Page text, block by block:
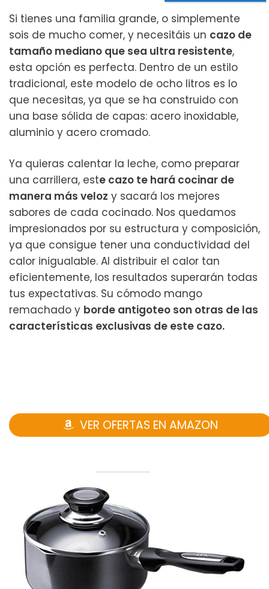
Si tienes una familia grande, o simplemente
sois de mucho comer, y necesitáis un cazo de
tamaño mediano que sea ultra resistente,
esta opción es perfecta. Dentro de un estilo
tradicional, este modelo de ocho litros es lo
que necesitas, ya que se ha construido con
una base sólida de capas: acero inoxidable,
aluminio y acero cromado.
Ya quieras calentar la leche, como preparar
una carrillera, este cazo te hará cocinar de
manera más veloz y sacará los mejores
sabores de cada cocinado. Nos quedamos
impresionados por su estructura y composición,
ya que consigue tener una conductividad del
calor inigualable. Al distribuir el calor tan
eficientemente, los resultados superarán todas
tus expectativas. Su cómodo mango
remachado y borde antigoteo son otras de las
características exclusivas de este cazo.
VER OFERTAS EN AMAZON